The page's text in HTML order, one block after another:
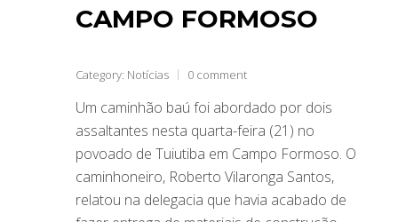
CAMPO FORMOSO
Category: Notícias 0 comment
Um caminhão baú foi abordado por dois
assaltantes nesta quarta-feira (21) no
povoado de Tuiutiba em Campo Formoso. O
caminhoneiro, Roberto Vilaronga Santos,
relatou na delegacia que havia acabado de